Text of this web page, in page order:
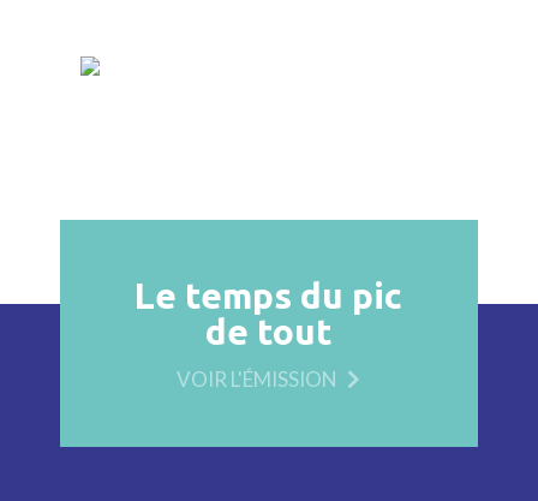
Le temps du pic
de tout
VOIR L'ÉMISSION